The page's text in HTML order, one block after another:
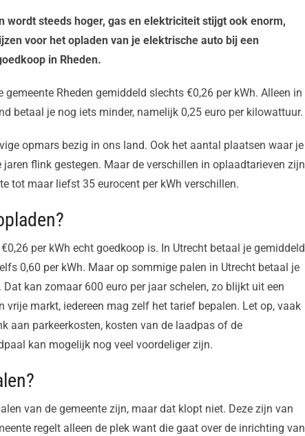
wordt steeds hoger, gas en elektriciteit stijgt ook enorm,
voor het opladen van je elektrische auto bij een
in Rheden.
Rheden gemiddeld slechts €0,26 per kWh. Alleen in
betaal je nog iets minder, namelijk 0,25 euro per kilowattuur.
opmars bezig in ons land. Ook het aantal plaatsen waar je
flink gestegen. Maar de verschillen in oplaadtarieven zijn
tot maar liefst 35 eurocent per kWh verschillen.
per kWh echt goedkoop is. In Utrecht betaal je gemiddeld
0,60 per kWh. Maar op sommige palen in Utrecht betaal je
kan zomaar 600 euro per jaar schelen, zo blijkt uit een
vrije markt, iedereen mag zelf het tarief bepalen. Let op, vaak
aan parkeerkosten, kosten van de laadpas of de
kan mogelijk nog veel voordeliger zijn.
van de gemeente zijn, maar dat klopt niet. Deze zijn van
regelt alleen de plek want die gaat over de inrichting van